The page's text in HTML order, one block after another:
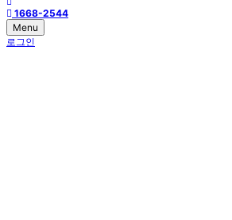
1668-2544
Menu
로그인